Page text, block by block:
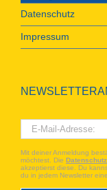
Datenschutz
Impressum
Mit deiner Anmeldung
möchtest. Die
akzeptierst diese. Du
du in jedem Newsletter